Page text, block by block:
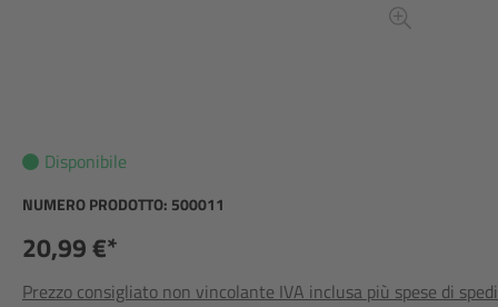
Disponibile
NUMERO PRODOTTO: 500011
20,99 €*
Prezzo consigliato non vincolante IVA inclusa più spese di